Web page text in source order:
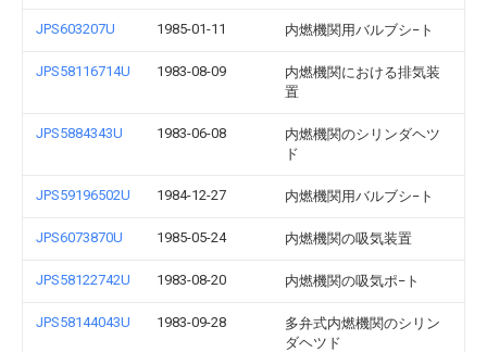
JPS603207U 1985-01-11 内燃機関用バルブシ−ト
JPS58116714U 1983-08-09
内燃機関における排気装
置
JPS5884343U 1983-06-08
内燃機関のシリンダヘツ
ド
JPS59196502U 1984-12-27 内燃機関用バルブシ−ト
JPS6073870U 1985-05-24 内燃機関の吸気装置
JPS58122742U 1983-08-20 内燃機関の吸気ポ−ト
JPS58144043U 1983-09-28
多弁式内燃機関のシリン
ダヘツド